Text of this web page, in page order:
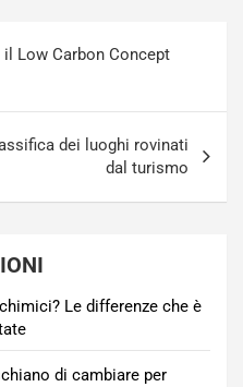
Low Carbon Concept
dei luoghi rovinati
dal turismo
Le differenze che è
di cambiare per